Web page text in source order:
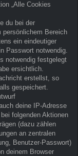
„Alle Cookies
du bei der
persönlichem Bereich
ein eindeutiger
Passwort notwendig.
notwendig festgelegt
ersichtlich.
erstellst, so
gespeichert.
deine IP-Adresse
folgenden Aktionen
(dazu zählen
an zentralen
Benutzer-Passwort)
deinem Browser